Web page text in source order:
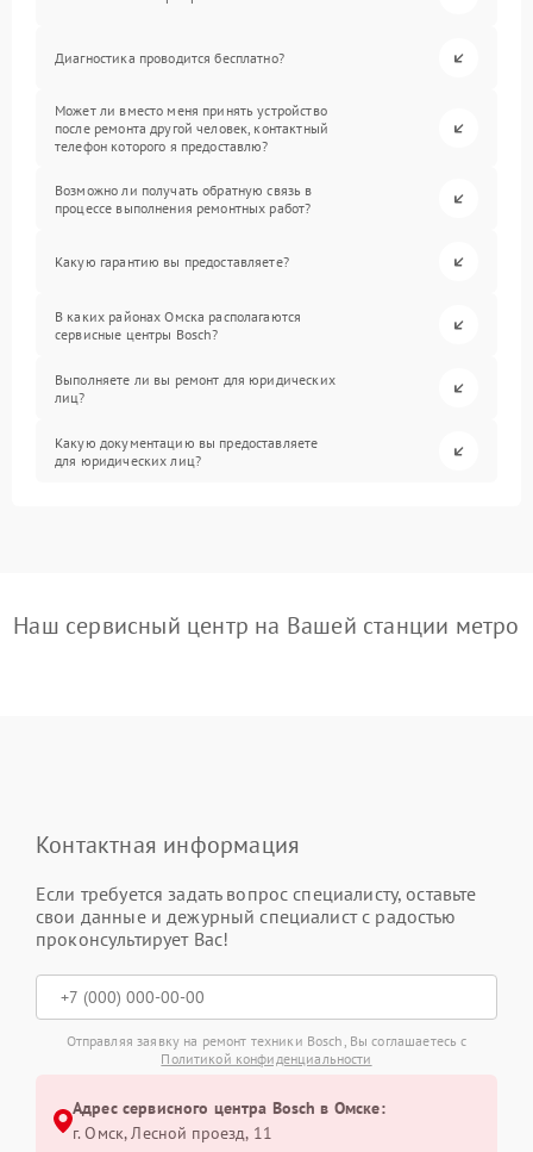
Диагностика проводится бесплатно?
Может ли вместо меня принять устройство
после ремонта другой человек, контактный
телефон которого я предоставлю?
Возможно ли получать обратную связь в
процессе выполнения ремонтных работ?
Какую гарантию вы предоставляете?
В каких районах Омска располагаются
сервисные центры Bosch?
Выполняете ли вы ремонт для юридических
лиц?
Какую документацию вы предоставляете
для юридических лиц?
Наш сервисный центр на Вашей станции метро
Контактная информация
Если требуется задать вопрос специалисту, оставьте
свои данные и дежурный специалист с радостью
проконсультирует Вас!
Отправляя заявку на ремонт техники Bosch, Вы соглашаетесь с
Политикой конфиденциальности
Адрес сервисного центра Bosch в Омске:
г. Омск, ​Лесной проезд, 11